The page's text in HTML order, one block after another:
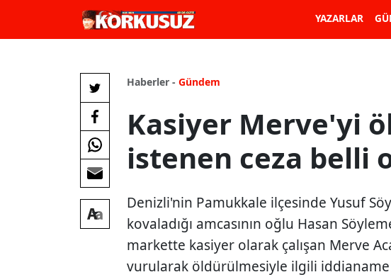
YAZARLAR
Haberler - Gündem
Kasiyer Merve'yi
istenen ceza belli
Denizli'nin Pamukkale ilçesinde Yusuf
kovaladığı amcasının oğlu Hasan
markette kasiyer olarak çalışan Merve
vurularak öldürülmesiyle ilgili iddianame